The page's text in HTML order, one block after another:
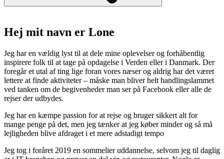
Hej mit navn er Lone
Jeg har en vældig lyst til at dele mine oplevelser og forhåbentlig
inspirere folk til at tage på opdagelse i Verden eller i Danmark. Der
foregår et utal af ting lige foran vores næser og aldrig har det været
lettere at finde aktiviteter – måske man bliver helt handlingslammet
ved tanken om de begivenheder man ser på Facebook eller alle de
rejser der udbydes.
Jeg har en kæmpe passion for at rejse og bruger sikkert alt for
mange penge på det, men jeg tænker at jeg køber minder og så må
lejligheden blive afdraget i et mere adstadigt tempo
Jeg tog i foråret 2019 en sommelier uddannelse, selvom jeg til daglig